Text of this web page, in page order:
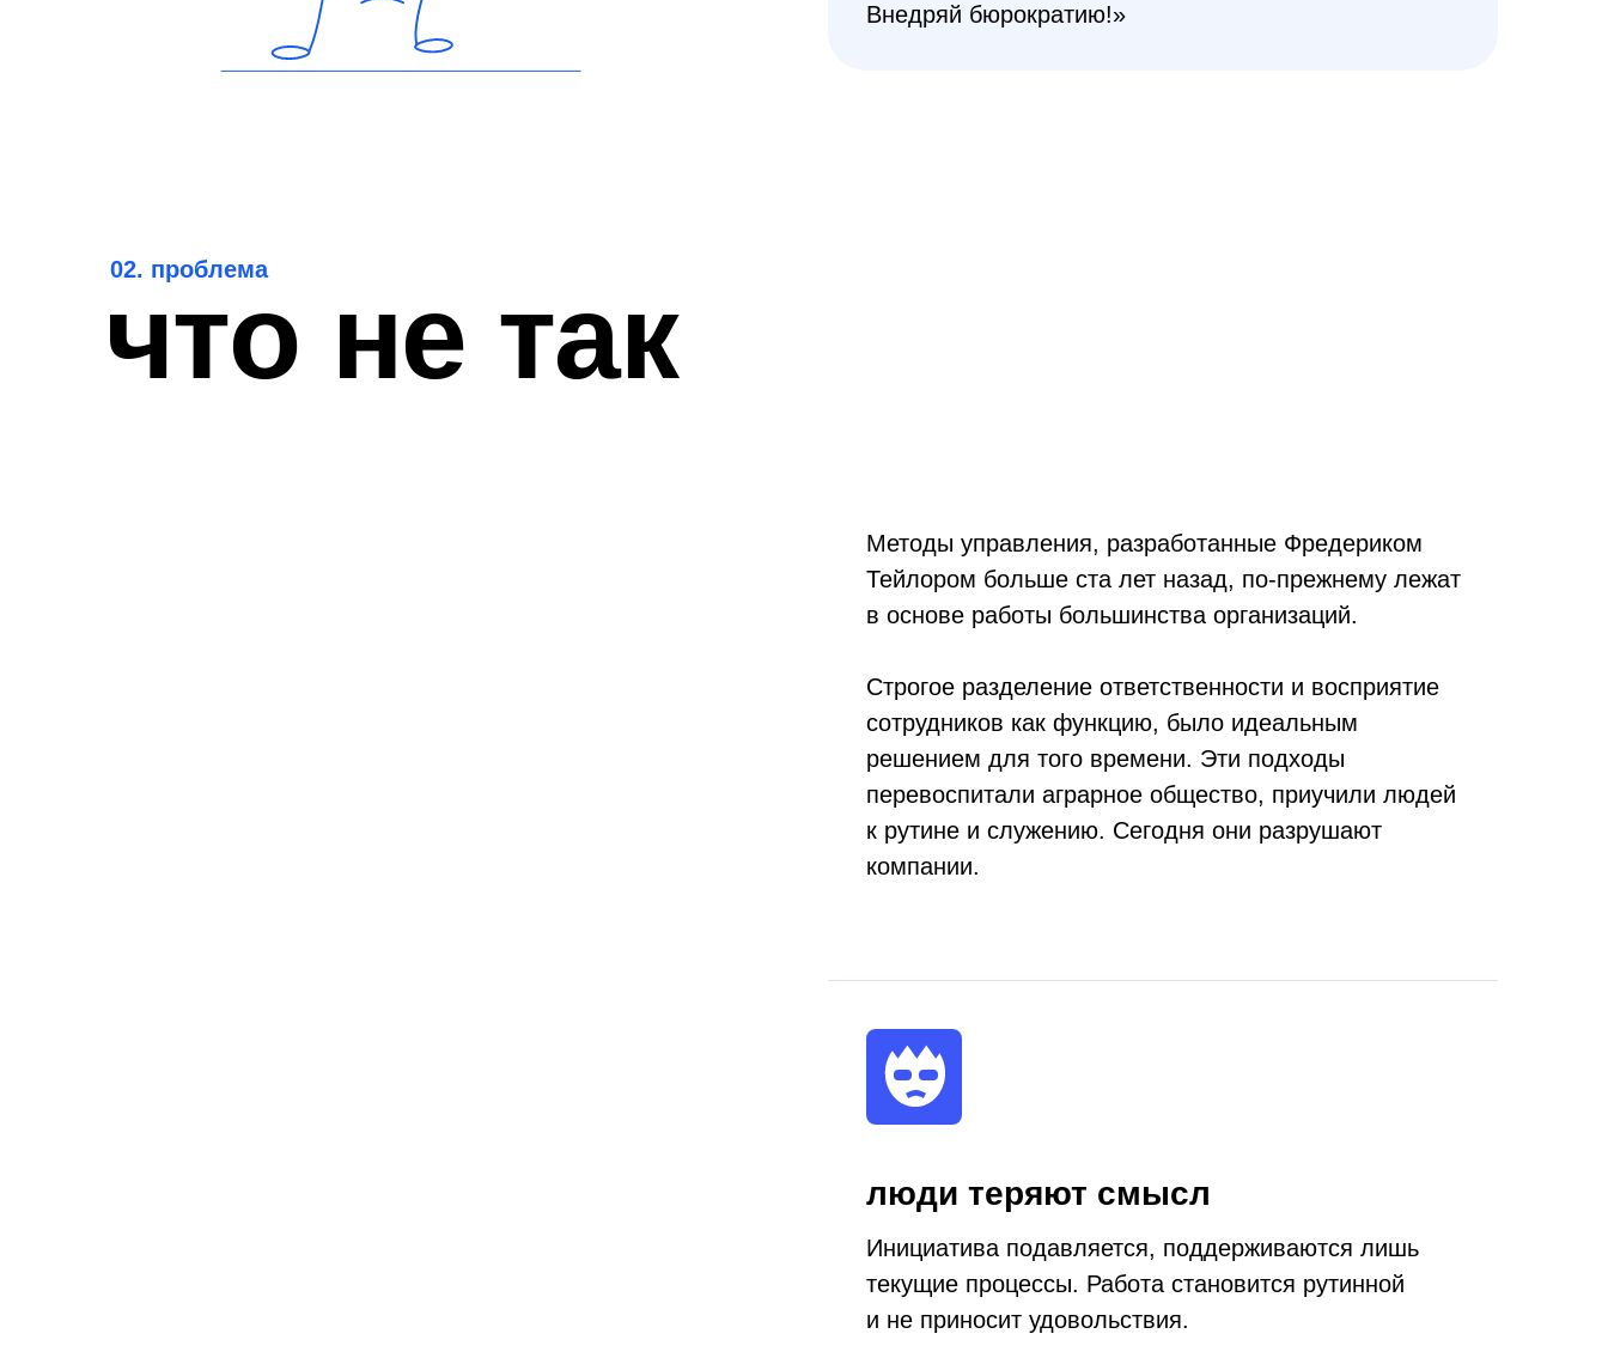
Внедряй бюрократию!»
Методы управления, разработанные Фредериком
Тейлором больше ста лет назад, по‑прежнему лежат
в основе работы большинства организаций.
Строгое разделение ответственности и восприятие
сотрудников как функцию, было идеальным
решением для того времени. Эти подходы
перевоспитали аграрное общество, приучили людей
к рутине и служению. Сегодня они разрушают
компании.
02. проблема
что не так
люди теряют смысл
Инициатива подавляется, поддерживаются лишь
текущие процессы. Работа становится рутинной
и не приносит удовольствия.